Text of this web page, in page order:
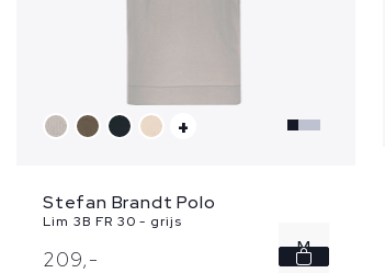
+
Stefan Brandt Polo
Lim 3B FR 30 - grijs
209,- M